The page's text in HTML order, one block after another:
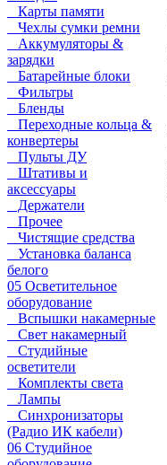
Карты памяти
Чехлы сумки ремни
Аккумуляторы &
зарядки
Батарейные блоки
Фильтры
Бленды
Переходные кольца &
конвертеры
Пульты ДУ
Штативы и
аксессуары
Держатели
Прочее
Чистящие средства
Установка баланса
белого
05 Осветительное
оборудование
Вспышки накамерные
Свет накамерный
Студийные
осветители
Комплекты света
Лампы
Синхронизаторы
(Радио ИК кабели)
06 Студийное